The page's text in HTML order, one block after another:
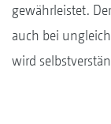
gewährleistet.
auch bei
wird